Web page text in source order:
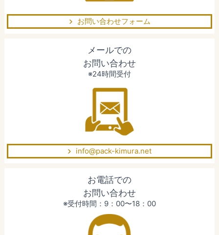
お問い合わせフォーム
メールでの
お問い合わせ
※24時間受付
info@pack-kimura.net
お電話での
お問い合わせ
※受付時間：9：00〜18：00